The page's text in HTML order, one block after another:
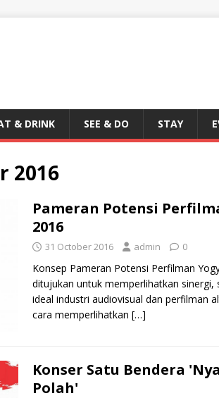
& DRINK SEE & DO STAY
2016
Pameran Potensi
2016
31 October 2016 admin 0
Konsep Pameran Potensi Perfilman
ditujukan untuk memperlihatkan sinergi,
ideal industri audiovisual dan perfilman
cara memperlihatkan […]
Konser Satu Bendera
Polah'